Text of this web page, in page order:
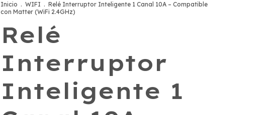
Inicio . WIFI . Relé Interruptor Inteligente 1 Canal 10A – Compatible
con Matter (WiFi 2.4GHz)
Relé
Interruptor
Inteligente 1